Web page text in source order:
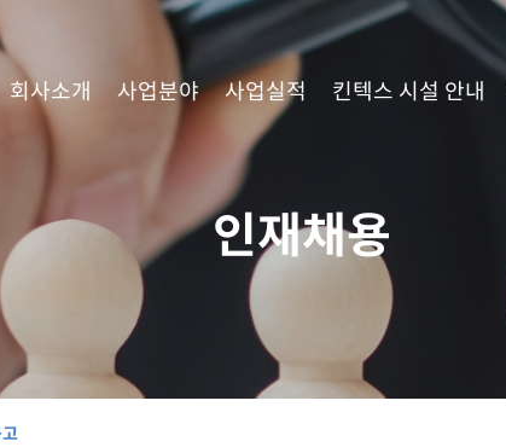
회사소개 사업분야 사업실적 킨텍스 시설 안내
인재채용